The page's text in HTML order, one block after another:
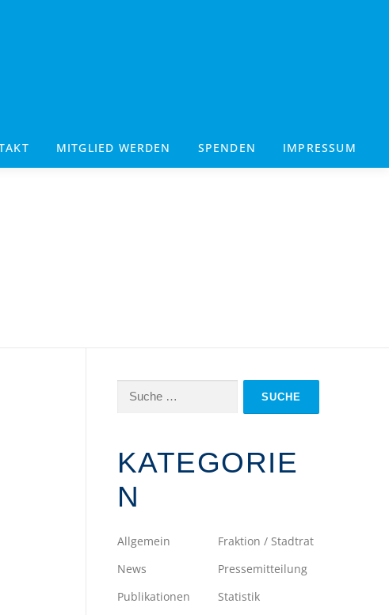
MITGLIED WERDEN SPENDEN IMPRESSUM
Suche
KATEGORIE
N
Allgemein
Fraktion / Stadtrat
News
Pressemitteilung
Publikationen
Statistik